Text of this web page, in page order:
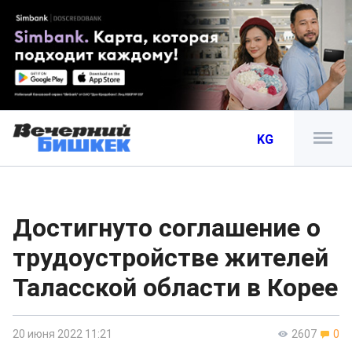
KG
Достигнуто соглашение о
трудоустройстве жителей
Таласской области в Корее
2607 0
20 июня 2022 11:21